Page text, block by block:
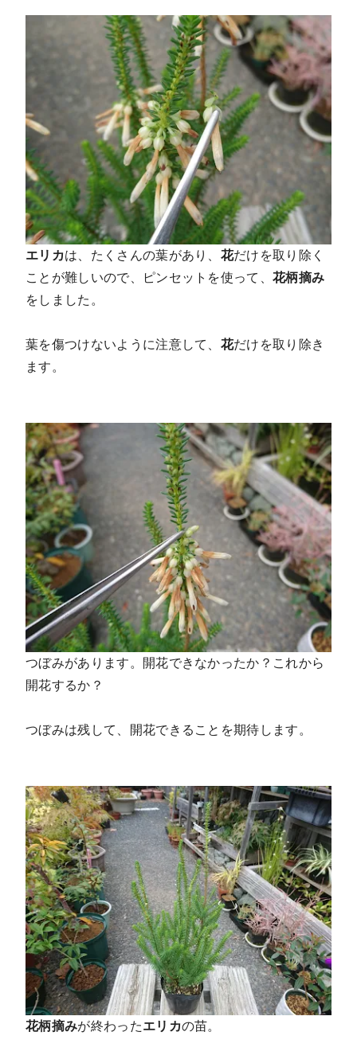
エリカは、たくさんの葉があり、 花だけを取り除く
ことが難しいので、ピンセットを使って、花柄摘み
をしました。
葉を傷つけないように注意して、 花だけを取り除き
ます。
つぼみがあります。開花できなかったか？これから
開花するか？
つぼみは残して、開花できることを期待します。
花柄摘みが終わったエリカの苗。